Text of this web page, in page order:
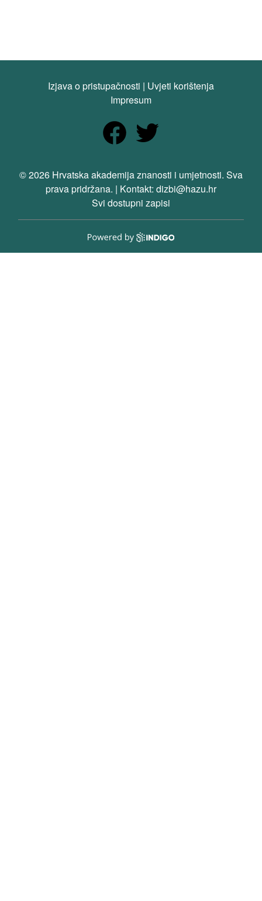
Izjava o pristupačnosti | Uvjeti korištenja
Impresum
© 2026 Hrvatska akademija znanosti i umjetnosti. Sva
prava pridržana. | Kontakt: dizbi@hazu.hr
Svi dostupni zapisi